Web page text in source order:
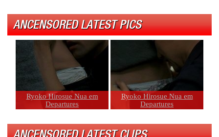
ANCENSORED LATEST PICS
Ryoko Hirosue Nua em
Departures
Ryoko Hirosue Nua em
Departures